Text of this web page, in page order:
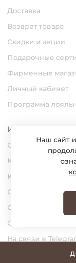
Доставка
Возврат товара
Скидки и акции
Подарочные
Фирменные
Личный кабинет
Программа
Информация
О нас
Карьера
Контакты
Статьи
Сертификаты
Обратная связь
На связи в
Наш сайт